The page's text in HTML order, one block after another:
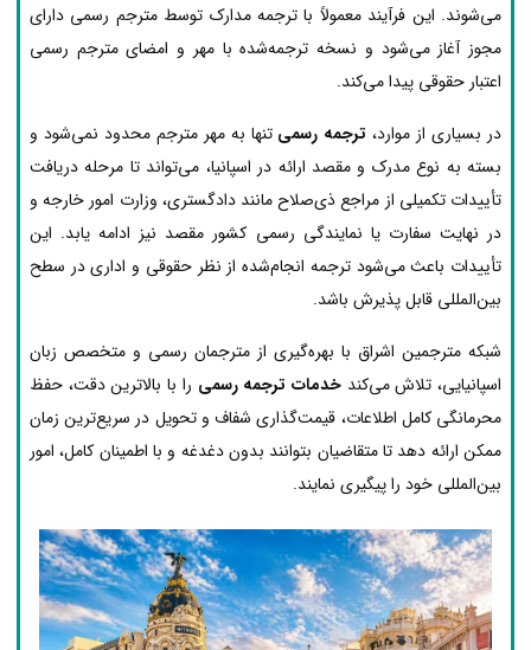
می‌شوند. این فرآیند معمولاً با ترجمه مدارک توسط مترجم رسمی دارای
مجوز آغاز می‌شود و نسخه ترجمه‌شده با مهر و امضای مترجم رسمی
اعتبار حقوقی پیدا می‌کند.
در بسیاری از موارد، ترجمه رسمی تنها به مهر مترجم محدود نمی‌شود و
بسته به نوع مدرک و مقصد ارائه در اسپانیا، می‌تواند تا مرحله دریافت
تأییدات تکمیلی از مراجع ذی‌صلاح مانند دادگستری، وزارت امور خارجه و
در نهایت سفارت یا نمایندگی رسمی کشور مقصد نیز ادامه یابد. این
تأییدات باعث می‌شود ترجمه انجام‌شده از نظر حقوقی و اداری در سطح
بین‌المللی قابل پذیرش باشد.
شبکه مترجمین اشراق با بهره‌گیری از مترجمان رسمی و متخصص زبان
اسپانیایی، تلاش می‌کندخدمات ترجمه رسمی را با بالاترین دقت، حفظ
محرمانگی کامل اطلاعات، قیمت‌گذاری شفاف و تحویل در سریع‌ترین زمان
ممکن ارائه دهد تا متقاضیان بتوانند بدون دغدغه و با اطمینان کامل، امور
بین‌المللی خود را پیگیری نمایند.